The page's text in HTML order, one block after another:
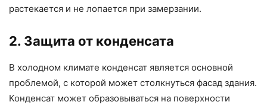
растекается и не лопается при замерзании.
2. Защита от конденсата
В холодном климате конденсат является основной
проблемой, с которой может столкнуться фасад здания.
Конденсат может образовываться на поверхности